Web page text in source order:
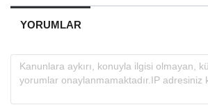
YORUMLAR